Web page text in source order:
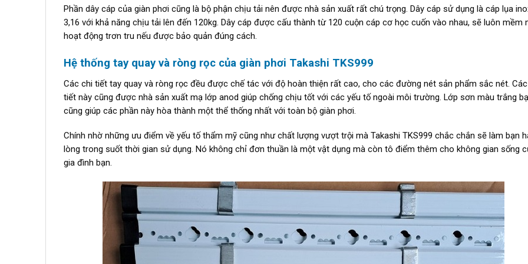
Phần dây cáp của giàn phơi cũng là bộ phận chịu tải nên được nhà sản xuất rất chú trọng. Dây cáp sử dụng là cáp lụa
3,16 với khả năng chịu tải lên đến 120kg. Dây cáp được cấu thành từ 120 cuộn cáp cơ học cuốn vào nhau, sẽ luôn mềm
hoạt động trơn tru nếu được bảo quản đúng cách.
Hệ thống tay quay và ròng rọc của giàn phơi Takashi TKS999
Các chi tiết tay quay và ròng rọc đều được chế tác với độ hoàn thiện rất cao, cho các đường nét sản phẩm sắc nét.
tiết này cũng được nhà sản xuất mạ lớp anod giúp chống chịu tốt với các yếu tố ngoài môi trường. Lớp sơn màu trắng
cũng giúp các phần này hòa thành một thể thống nhất với toàn bộ giàn phơi.
Chính nhờ những ưu điểm về yếu tố thẩm mỹ cũng như chất lượng vượt trội mà Takashi TKS999 chắc chắn sẽ làm bạn
lòng trong suốt thời gian sử dụng. Nó không chỉ đơn thuần là một vật dụng mà còn tô điểm thêm cho không gian sống
gia đình bạn.